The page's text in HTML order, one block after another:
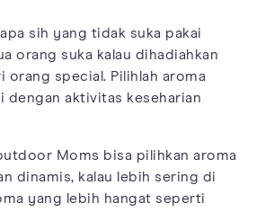
sih yang tidak suka pakai
orang suka kalau dihadiahkan
orang special. Pilihlah aroma
dengan aktivitas keseharian
Moms bisa pilihkan aroma
dinamis, kalau lebih sering di
yang lebih hangat seperti